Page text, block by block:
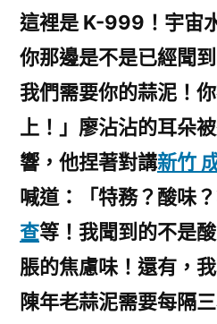
這裡是 K-999！宇宙
你那邊是不是已經聞
我們需要你的蒜泥！
上！」廖沾沾的耳朵
響，他捏著對講新竹
喊道：「特務？酸味
查等！我聞到的不是
脹的焦慮味！還有，
陳年老蒜泥需要每隔